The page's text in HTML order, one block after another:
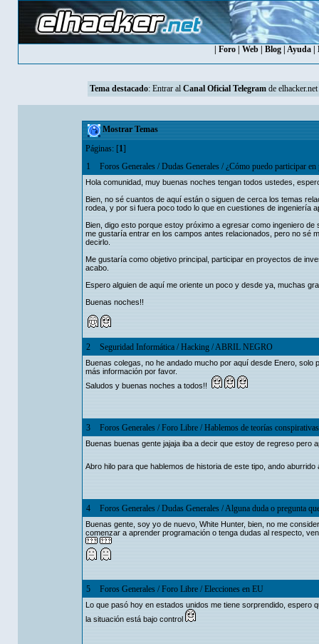
Foro Web Blog Ayuda
Tema destacado: Entrar al Canal Oficial Telegramde elhacker.net
Mostrar Temas
Páginas: [1]
1
Foros Generales/Dudas Generales/¿Cómo puedo participar
Hola comunidad, muy buenas noches tengan todos ustedes,
Bien, no sé cuantos de aquí están o siguen de cerca los temas
rodea, y por si fuera poco todo lo que en cuestiones de ingeniería
Bien, digo esto porque estoy próximo a egresar como ingeniero
me gustaría entrar en los campos antes relacionados, pero no sé
decirlo.
Me gustaría como objetivo principal, participar en proyectos de
acabo.
Espero alguien de aquí me oriente un poco y desde ya, muchas
Buenas noches!!
2 Seguridad Informática/Hacking/ABRIL NEGRO
Buenas colegas, no he andado mucho por aquí desde Enero,
más información por favor.
Saludos y buenas noches a todos!!
3 Foros Generales/Foro Libre/Hablemos de teorías
Buenas buenas gente jajaja iba a decir que estoy de regreso pero
Abro hilo para que hablemos de historia de este tipo, ando
4 Foros Generales/Dudas Generales/Alguna duda o pregunta
Buenas gente, soy yo de nuevo, White Hunter, bien, no me
comenzar a aprender programación o tenga dudas al respecto,
5 Foros Generales/Foro Libre/Elecciones en EU
Lo que pasó hoy en estados unidos me tiene sorprendido, espero
la situación está bajo control